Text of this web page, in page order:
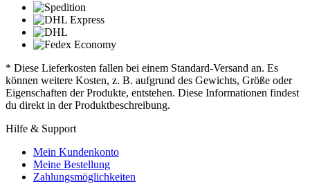
* Diese Lieferkosten fallen bei einem Standard-Versand an. Es
können weitere Kosten, z. B. aufgrund des Gewichts, Größe oder
Eigenschaften der Produkte, entstehen. Diese Informationen findest
du direkt in der Produktbeschreibung.
Hilfe & Support
Mein Kundenkonto
Meine Bestellung
Zahlungsmöglichkeiten